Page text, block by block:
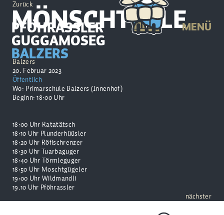
PFÖHRASSLER
GUGGAMOSEG
BALZERS
MENÜ
Zurück
MÖNSCHTERLE
Balzers
20. Februar 2023
Öffentlich
Wo: Primarschule Balzers (Innenhof)
Beginn: 18:00 Uhr
18:00 Uhr Ratatätsch
18:10 Uhr Plunderhüüsler
18:20 Uhr Röfischrenzer
18:30 Uhr Tuarbaguger
18:40 Uhr Törmleguger
18:50 Uhr Moschtgügeler
19:00 Uhr Wildmandli
19.10 Uhr Pföhrassler
nächster